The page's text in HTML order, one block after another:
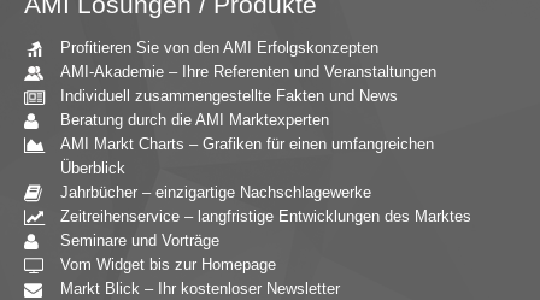
Profitieren Sie von den AMI Erfolgskonzepten
AMI-Akademie – Ihre Referenten und Veranstaltungen
Individuell zusammengestellte Fakten und News
Beratung durch die AMI Marktexperten
AMI Markt Charts – Grafiken für einen umfangreichen
Überblick
Jahrbücher – einzigartige Nachschlagewerke
Zeitreihenservice – langfristige Entwicklungen des Marktes
Seminare und Vorträge
Vom Widget bis zur Homepage
Markt Blick – Ihr kostenloser Newsletter